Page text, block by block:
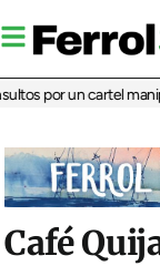
un cartel manipulado
Café